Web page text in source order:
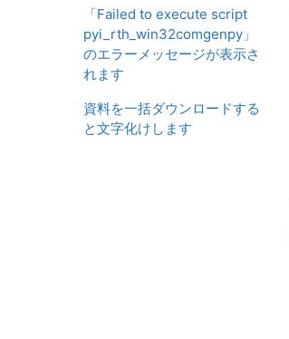
「Failed to execute script
pyi_rth_win32comgenpy」
のエラーメッセージが表示さ
れます
資料を一括ダウンロードする
と文字化けします